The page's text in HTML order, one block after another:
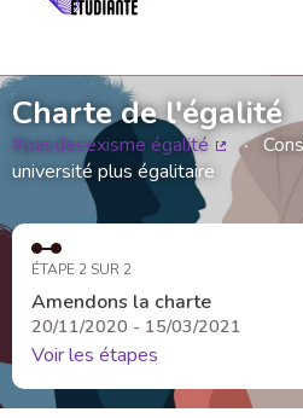
Charte de l'égalité
#pasdesexisme égalité
(Lien
université plus égalitaire
ÉTAPE 2 SUR 2
Amendons la charte
20/11/2020 - 15/03/2021
Voir les étapes